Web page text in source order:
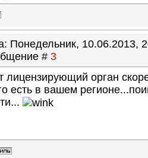
Понедельник, 10.06.2013,
# 3
лицензирующий орган
есть в вашем